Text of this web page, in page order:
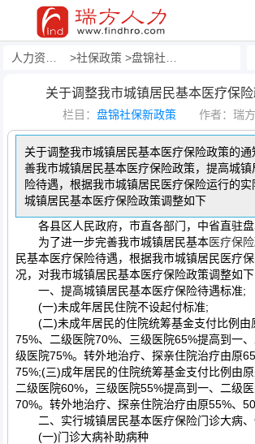
社保政策 盘锦社保新政策
关于调整我市城镇居民基本医疗保
栏目： 盘锦社保新政策 作者：瑞
关于调整我市城镇居民基本医疗保险政策的
善我市城镇居民基本医疗保险政策，提高城
险待遇，根据我市城镇居民医疗保险运行的
城镇居民基本医疗保险政策调整如下
各县区人民政府，市直各部门，中省直驻盘
为了进一步完善我市城镇居民基本医疗保险
民基本医疗保险待遇，根据我市城镇居民医疗
况，对我市城镇居民基本医疗保险政策调整如下
一、提高城镇居民基本医疗保险待遇标准;
(一)未成年居民住院不设起付标准;
(二)未成年居民的住院统筹基金支付比例由
75%、二级医院70%、三级医院65%提高到一
级医院75%。转外地治疗、探亲住院治疗由原
75%;(三)成年居民的住院统筹基金支付比例由
二级医院60%，三级医院55%提高到一、二级
70%。转外地治疗、探亲住院治疗由原55%、
二、实行城镇居民基本医疗保险门诊大病、
(一)门诊大病补助病种